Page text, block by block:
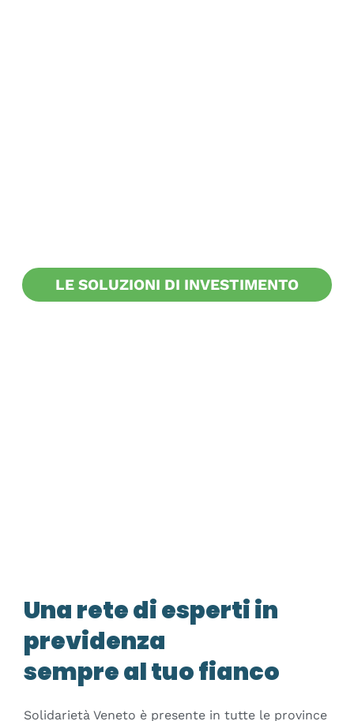
LE SOLUZIONI DI INVESTIMENTO
Una rete di esperti in
previdenza
sempre al tuo fianco
Solidarietà Veneto è presente in tutte le province